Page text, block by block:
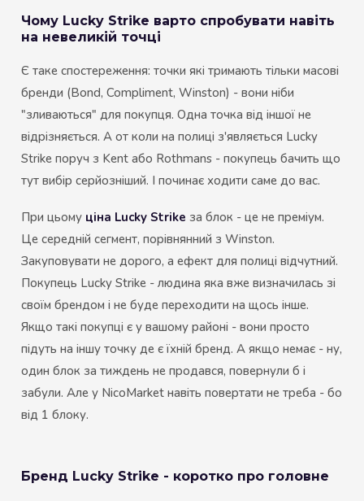
Чому Lucky Strike варто спробувати навіть
на невеликій точці
Є таке спостереження: точки які тримають тільки масові
бренди (Bond, Compliment, Winston) - вони ніби
"зливаються" для покупця. Одна точка від іншої не
відрізняється. А от коли на полиці з'являється Lucky
Strike поруч з Kent або Rothmans - покупець бачить що
тут вибір серйозніший. І починає ходити саме до вас.
При цьому ціна Lucky Strike за блок - це не преміум.
Це середній сегмент, порівнянний з Winston.
Закуповувати не дорого, а ефект для полиці відчутний.
Покупець Lucky Strike - людина яка вже визначилась зі
своїм брендом і не буде переходити на щось інше.
Якщо такі покупці є у вашому районі - вони просто
підуть на іншу точку де є їхній бренд. А якщо немає - ну,
один блок за тиждень не продався, повернули б і
забули. Але у NicoMarket навіть повертати не треба - бо
від 1 блоку.
Бренд Lucky Strike - коротко про головне